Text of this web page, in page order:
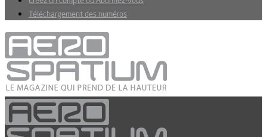
Téléchargement des numéros